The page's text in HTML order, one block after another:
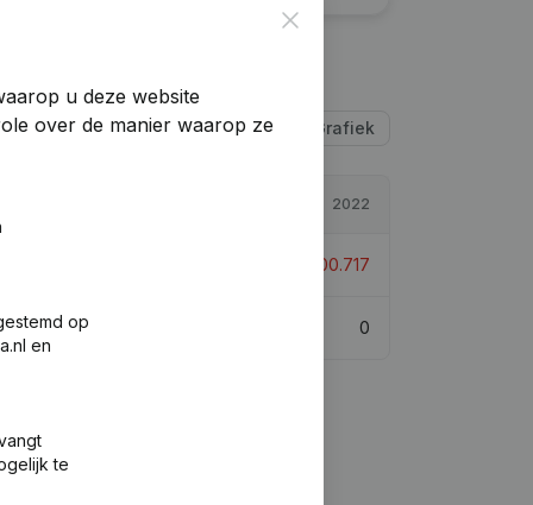
Tabel Grafiek
2022
-200.717
0 0
Close
u deze website
over de manier waarop ze
op
en
te